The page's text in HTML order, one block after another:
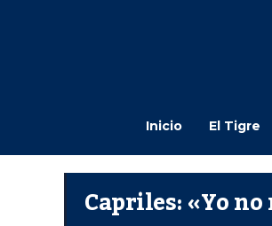
Inicio El Tigre
Capriles: «Yo